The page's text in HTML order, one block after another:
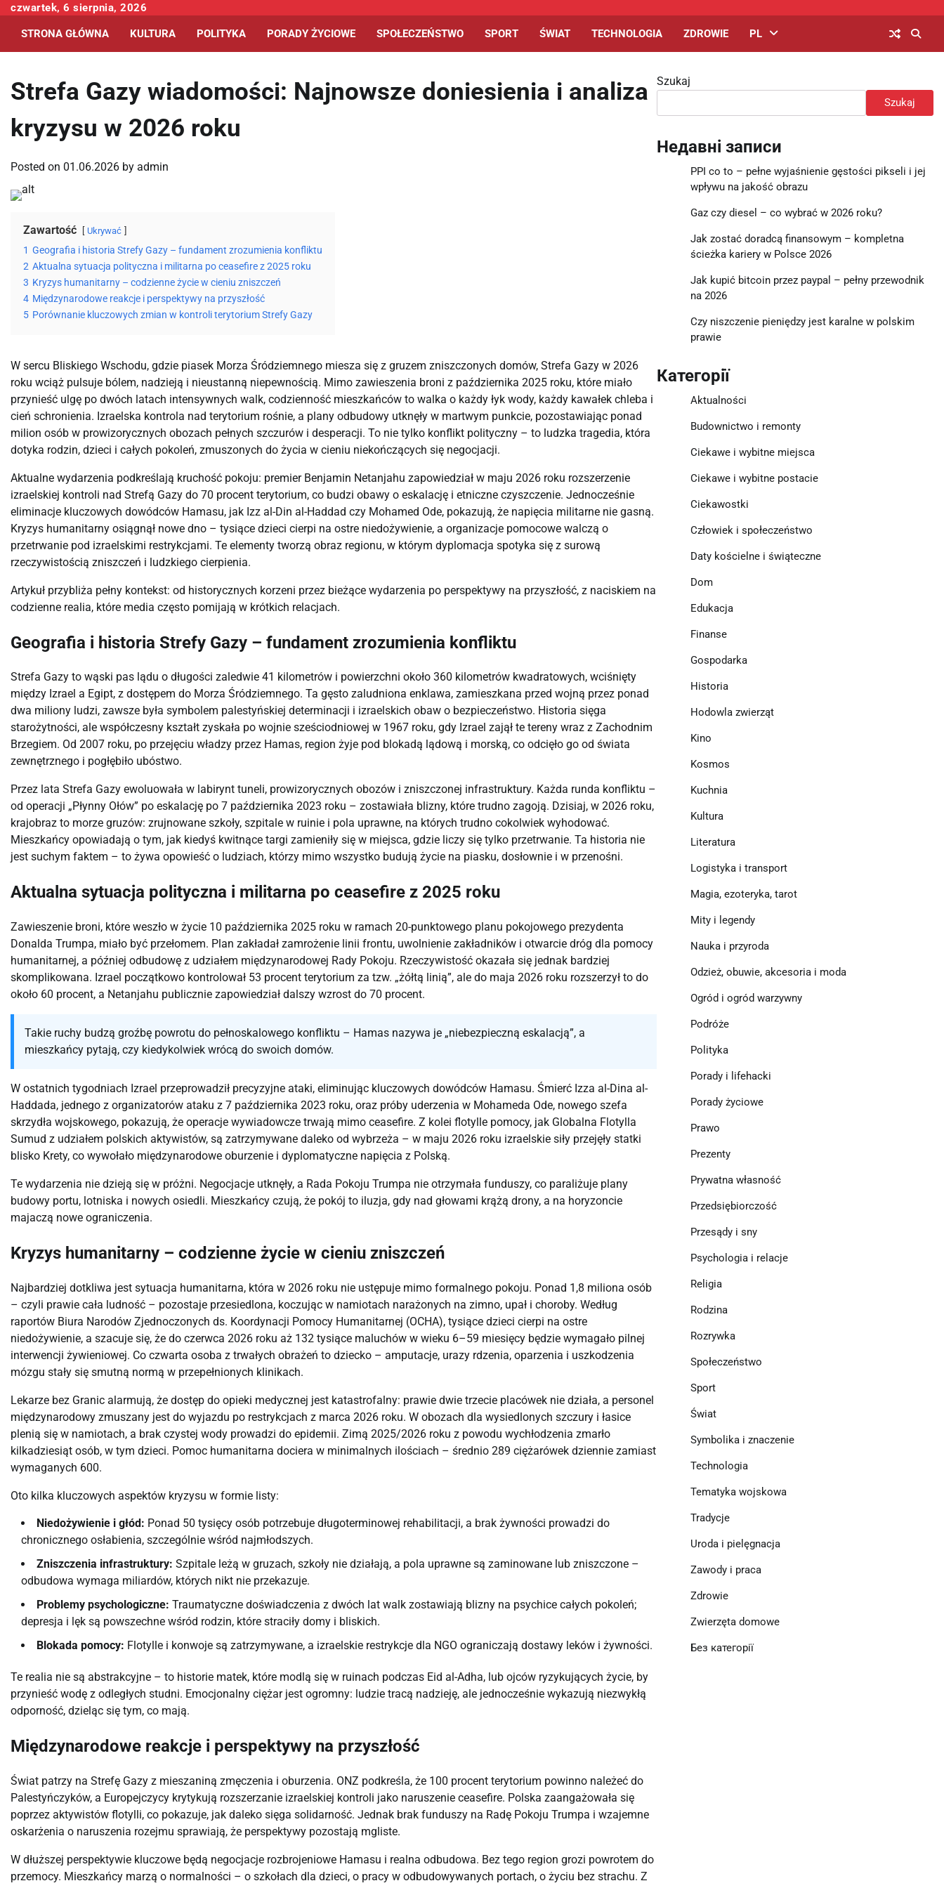
Skip
content
czwartek, 6 sierpnia, 2026
STRONA GŁÓWNA KULTURA POLITYKA PORADY ŻYCIOWE SPOŁECZEŃSTWO SPORT ŚWIAT TECHNOLOGIA ZDROWIE PL
Strefa Gazy wiadomości: Najnowsze doniesienia i analiza
kryzysu w 2026 roku
Posted on 01.06.2026 by admin
Zawartość Ukrywać
1 Geografia i historia Strefy Gazy – fundament zrozumienia konfliktu
2 Aktualna sytuacja polityczna i militarna po ceasefire z 2025 roku
3 Kryzys humanitarny – codzienne życie w cieniu zniszczeń
4 Międzynarodowe reakcje i perspektywy na przyszłość
5 Porównanie kluczowych zmian w kontroli terytorium Strefy Gazy
W sercu Bliskiego Wschodu, gdzie piasek Morza Śródziemnego miesza się z gruzem zniszczonych domów, Strefa Gazy w 2026
roku wciąż pulsuje bólem, nadzieją i nieustanną niepewnością. Mimo zawieszenia broni z października 2025 roku, które miało
przynieść ulgę po dwóch latach intensywnych walk, codzienność mieszkańców to walka o każdy łyk wody, każdy kawałek chleba i
cień schronienia. Izraelska kontrola nad terytorium rośnie, a plany odbudowy utknęły w martwym punkcie, pozostawiając ponad
milion osób w prowizorycznych obozach pełnych szczurów i desperacji. To nie tylko konflikt polityczny – to ludzka tragedia, która
dotyka rodzin, dzieci i całych pokoleń, zmuszonych do życia w cieniu niekończących się negocjacji.
Aktualne wydarzenia podkreślają kruchość pokoju: premier Benjamin Netanjahu zapowiedział w maju 2026 roku rozszerzenie
izraelskiej kontroli nad Strefą Gazy do 70 procent terytorium, co budzi obawy o eskalację i etniczne czyszczenie. Jednocześnie
eliminacje kluczowych dowódców Hamasu, jak Izz al-Din al-Haddad czy Mohamed Ode, pokazują, że napięcia militarne nie gasną.
Kryzys humanitarny osiągnął nowe dno – tysiące dzieci cierpi na ostre niedożywienie, a organizacje pomocowe walczą o
przetrwanie pod izraelskimi restrykcjami. Te elementy tworzą obraz regionu, w którym dyplomacja spotyka się z surową
rzeczywistością zniszczeń i ludzkiego cierpienia.
Artykuł przybliża pełny kontekst: od historycznych korzeni przez bieżące wydarzenia po perspektywy na przyszłość, z naciskiem na
codzienne realia, które media często pomijają w krótkich relacjach.
Geografia i historia Strefy Gazy – fundament zrozumienia konfliktu
Strefa Gazy to wąski pas lądu o długości zaledwie 41 kilometrów i powierzchni około 360 kilometrów kwadratowych, wciśnięty
między Izrael a Egipt, z dostępem do Morza Śródziemnego. Ta gęsto zaludniona enklawa, zamieszkana przed wojną przez ponad
dwa miliony ludzi, zawsze była symbolem palestyńskiej determinacji i izraelskich obaw o bezpieczeństwo. Historia sięga
starożytności, ale współczesny kształt zyskała po wojnie sześciodniowej w 1967 roku, gdy Izrael zajął te tereny wraz z Zachodnim
Brzegiem. Od 2007 roku, po przejęciu władzy przez Hamas, region żyje pod blokadą lądową i morską, co odcięło go od świata
zewnętrznego i pogłębiło ubóstwo.
Przez lata Strefa Gazy ewoluowała w labirynt tuneli, prowizorycznych obozów i zniszczonej infrastruktury. Każda runda konfliktu –
od operacji „Płynny Ołów” po eskalację po 7 października 2023 roku – zostawiała blizny, które trudno zagoją. Dzisiaj, w 2026 roku,
krajobraz to morze gruzów: zrujnowane szkoły, szpitale w ruinie i pola uprawne, na których trudno cokolwiek wyhodować.
Mieszkańcy opowiadają o tym, jak kiedyś kwitnące targi zamieniły się w miejsca, gdzie liczy się tylko przetrwanie. Ta historia nie
jest suchym faktem – to żywa opowieść o ludziach, którzy mimo wszystko budują życie na piasku, dosłownie i w przenośni.
Aktualna sytuacja polityczna i militarna po ceasefire z 2025 roku
Zawieszenie broni, które weszło w życie 10 października 2025 roku w ramach 20-punktowego planu pokojowego prezydenta
Donalda Trumpa, miało być przełomem. Plan zakładał zamrożenie linii frontu, uwolnienie zakładników i otwarcie dróg dla pomocy
humanitarnej, a później odbudowę z udziałem międzynarodowej Rady Pokoju. Rzeczywistość okazała się jednak bardziej
skomplikowana. Izrael początkowo kontrolował 53 procent terytorium za tzw. „żółtą linią”, ale do maja 2026 roku rozszerzył to do
około 60 procent, a Netanjahu publicznie zapowiedział dalszy wzrost do 70 procent.
Takie ruchy budzą groźbę powrotu do pełnoskalowego konfliktu – Hamas nazywa je „niebezpieczną eskalacją”, a
mieszkańcy pytają, czy kiedykolwiek wrócą do swoich domów.
W ostatnich tygodniach Izrael przeprowadził precyzyjne ataki, eliminując kluczowych dowódców Hamasu. Śmierć Izza al-Dina al-
Haddada, jednego z organizatorów ataku z 7 października 2023 roku, oraz próby uderzenia w Mohameda Ode, nowego szefa
skrzydła wojskowego, pokazują, że operacje wywiadowcze trwają mimo ceasefire. Z kolei flotylle pomocy, jak Globalna Flotylla
Sumud z udziałem polskich aktywistów, są zatrzymywane daleko od wybrzeża – w maju 2026 roku izraelskie siły przejęły statki
blisko Krety, co wywołało międzynarodowe oburzenie i dyplomatyczne napięcia z Polską.
Te wydarzenia nie dzieją się w próżni. Negocjacje utknęły, a Rada Pokoju Trumpa nie otrzymała funduszy, co paraliżuje plany
budowy portu, lotniska i nowych osiedli. Mieszkańcy czują, że pokój to iluzja, gdy nad głowami krążą drony, a na horyzoncie
majaczą nowe ograniczenia.
Kryzys humanitarny – codzienne życie w cieniu zniszczeń
Najbardziej dotkliwa jest sytuacja humanitarna, która w 2026 roku nie ustępuje mimo formalnego pokoju. Ponad 1,8 miliona osób
– czyli prawie cała ludność – pozostaje przesiedlona, koczując w namiotach narażonych na zimno, upał i choroby. Według
raportów Biura Narodów Zjednoczonych ds. Koordynacji Pomocy Humanitarnej (OCHA), tysiące dzieci cierpi na ostre
niedożywienie, a szacuje się, że do czerwca 2026 roku aż 132 tysiące maluchów w wieku 6–59 miesięcy będzie wymagało pilnej
interwencji żywieniowej. Co czwarta osoba z trwałych obrażeń to dziecko – amputacje, urazy rdzenia, oparzenia i uszkodzenia
mózgu stały się smutną normą w przepełnionych klinikach.
Lekarze bez Granic alarmują, że dostęp do opieki medycznej jest katastrofalny: prawie dwie trzecie placówek nie działa, a personel
międzynarodowy zmuszany jest do wyjazdu po restrykcjach z marca 2026 roku. W obozach dla wysiedlonych szczury i łasice
plenią się w namiotach, a brak czystej wody prowadzi do epidemii. Zimą 2025/2026 roku z powodu wychłodzenia zmarło
kilkadziesiąt osób, w tym dzieci. Pomoc humanitarna dociera w minimalnych ilościach – średnio 289 ciężarówek dziennie zamiast
wymaganych 600.
Oto kilka kluczowych aspektów kryzysu w formie listy:
Niedożywienie i głód: Ponad 50 tysięcy osób potrzebuje długoterminowej rehabilitacji, a brak żywności prowadzi do
chronicznego osłabienia, szczególnie wśród najmłodszych.
Zniszczenia infrastruktury: Szpitale leżą w gruzach, szkoły nie działają, a pola uprawne są zaminowane lub zniszczone –
odbudowa wymaga miliardów, których nikt nie przekazuje.
Problemy psychologiczne: Traumatyczne doświadczenia z dwóch lat walk zostawiają blizny na psychice całych pokoleń;
depresja i lęk są powszechne wśród rodzin, które straciły domy i bliskich.
Blokada pomocy: Flotylle i konwoje są zatrzymywane, a izraelskie restrykcje dla NGO ograniczają dostawy leków i żywności.
Te realia nie są abstrakcyjne – to historie matek, które modlą się w ruinach podczas Eid al-Adha, lub ojców ryzykujących życie, by
przynieść wodę z odległych studni. Emocjonalny ciężar jest ogromny: ludzie tracą nadzieję, ale jednocześnie wykazują niezwykłą
odporność, dzieląc się tym, co mają.
Międzynarodowe reakcje i perspektywy na przyszłość
Świat patrzy na Strefę Gazy z mieszaniną zmęczenia i oburzenia. ONZ podkreśla, że 100 procent terytorium powinno należeć do
Palestyńczyków, a Europejczycy krytykują rozszerzanie izraelskiej kontroli jako naruszenie ceasefire. Polska zaangażowała się
poprzez aktywistów flotylli, co pokazuje, jak daleko sięga solidarność. Jednak brak funduszy na Radę Pokoju Trumpa i wzajemne
oskarżenia o naruszenia rozejmu sprawiają, że perspektywy pozostają mgliste.
W dłuższej perspektywie kluczowe będą negocjacje rozbrojeniowe Hamasu i realna odbudowa. Bez tego region grozi powrotem do
przemocy. Mieszkańcy marzą o normalności – o szkołach dla dzieci, o pracy w odbudowywanych portach, o życiu bez strachu. Z
Szukaj
Szukaj
Недавні записи
PPI co to – pełne wyjaśnienie gęstości pikseli i jej
wpływu na jakość obrazu
Gaz czy diesel – co wybrać w 2026 roku?
Jak zostać doradcą finansowym – kompletna
ścieżka kariery w Polsce 2026
Jak kupić bitcoin przez paypal – pełny przewodnik
na 2026
Czy niszczenie pieniędzy jest karalne w polskim
prawie
Категорії
Aktualności
Budownictwo i remonty
Ciekawe i wybitne miejsca
Ciekawe i wybitne postacie
Ciekawostki
Człowiek i społeczeństwo
Daty kościelne i świąteczne
Dom
Edukacja
Finanse
Gospodarka
Historia
Hodowla zwierząt
Kino
Kosmos
Kuchnia
Kultura
Literatura
Logistyka i transport
Magia, ezoteryka, tarot
Mity i legendy
Nauka i przyroda
Odzież, obuwie, akcesoria i moda
Ogród i ogród warzywny
Podróże
Polityka
Porady i lifehacki
Porady życiowe
Prawo
Prezenty
Prywatna własność
Przedsiębiorczość
Przesądy i sny
Psychologia i relacje
Religia
Rodzina
Rozrywka
Społeczeństwo
Sport
Świat
Symbolika i znaczenie
Technologia
Tematyka wojskowa
Tradycje
Uroda i pielęgnacja
Zawody i praca
Zdrowie
Zwierzęta domowe
Без категорії